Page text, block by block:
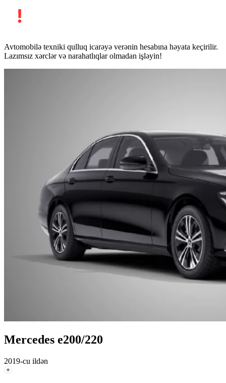
Avtomobilə texniki qulluq icarəyə verənin hesabına həyata keçirilir.
Lazımsız xərclər və narahatlıqlar olmadan işləyin!
Mercedes e200/220
2019-cu ildən